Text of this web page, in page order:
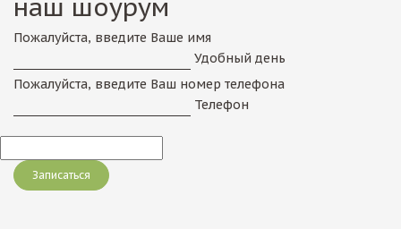
наш шоурум
Пожалуйста, введите Ваше имя
Удобный день
Пожалуйста, введите Ваш номер телефона
Телефон